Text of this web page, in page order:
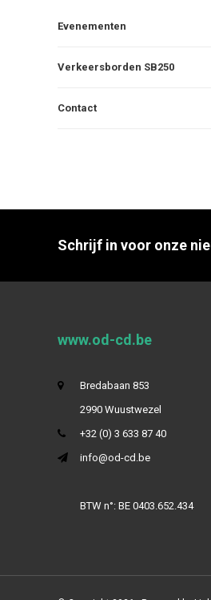
Evenementen
Verkeersborden SB250
Contact
Schrijf in voor onze
www.od-cd.be
Bredabaan 853
2990 Wuustwezel
+32 (0) 3 633 87 40
info@od-cd.be
BTW n°: BE 0403.652.434